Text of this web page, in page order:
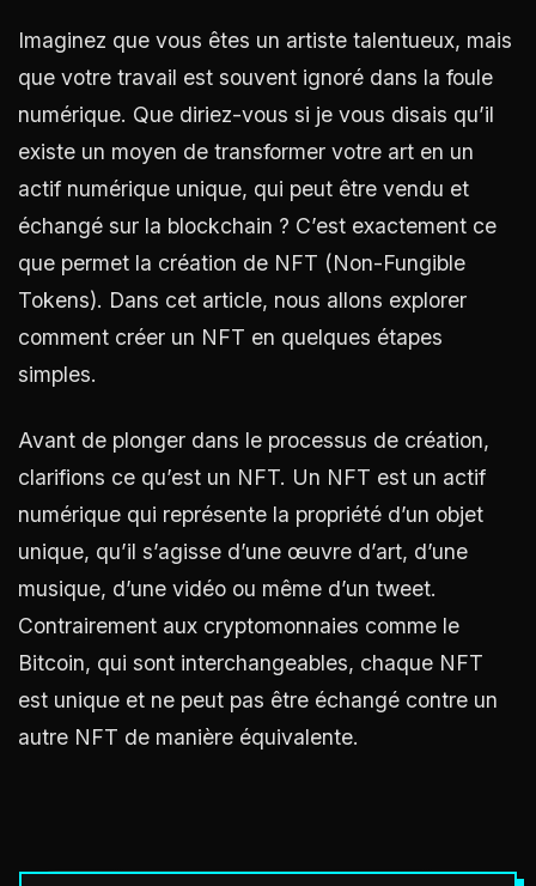
Imaginez que vous êtes un artiste talentueux, mais
que votre travail est souvent ignoré dans la foule
numérique. Que diriez-vous si je vous disais qu’il
existe un moyen de transformer votre art en un
actif numérique unique, qui peut être vendu et
échangé sur la blockchain ? C’est exactement ce
que permet la création de NFT (Non-Fungible
Tokens). Dans cet article, nous allons explorer
comment créer un NFT en quelques étapes
simples.
Avant de plonger dans le processus de création,
clarifions ce qu’est un NFT. Un NFT est un actif
numérique qui représente la propriété d’un objet
unique, qu’il s’agisse d’une œuvre d’art, d’une
musique, d’une vidéo ou même d’un tweet.
Contrairement aux cryptomonnaies comme le
Bitcoin, qui sont interchangeables, chaque NFT
est unique et ne peut pas être échangé contre un
autre NFT de manière équivalente.